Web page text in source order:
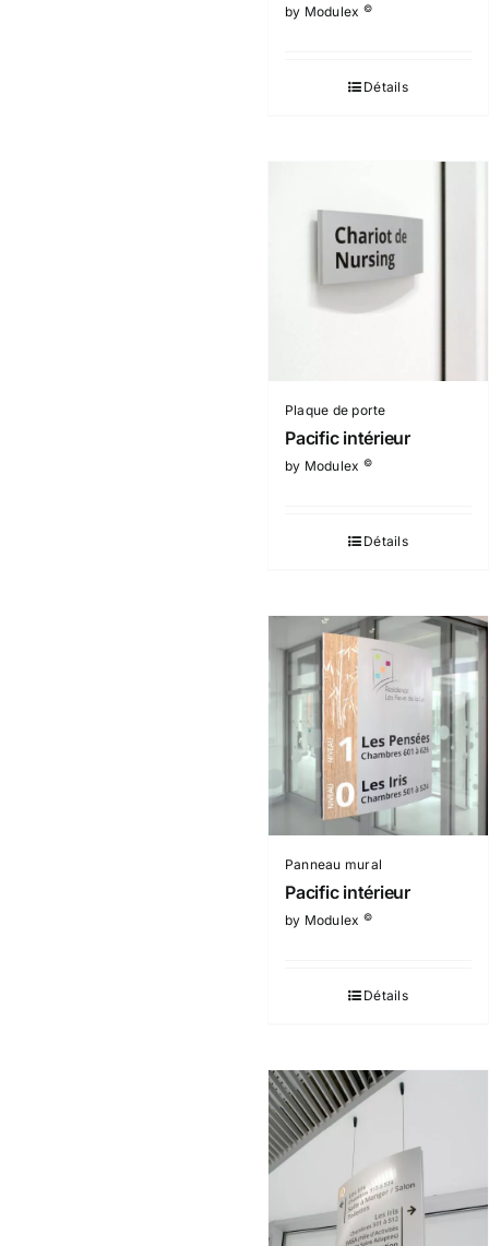
by Modulex ©
Détails
Plaque de porte
Pacific intérieur
by Modulex ©
Détails
Panneau mural
Pacific intérieur
by Modulex ©
Détails